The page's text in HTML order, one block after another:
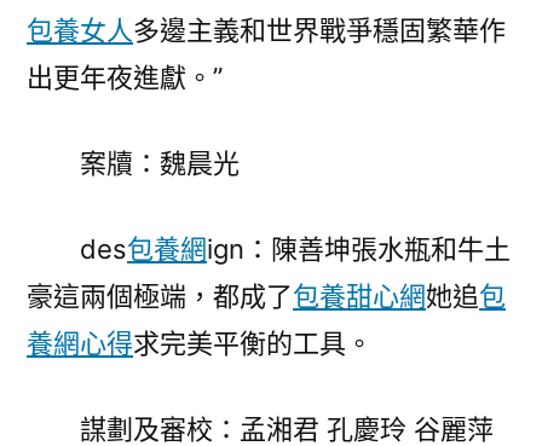
包養女人多邊主義和世界戰爭穩固繁華作
出更年夜進獻。”
案牘：魏晨光
des包養網ign：陳善坤張水瓶和牛土
豪這兩個極端，都成了包養甜心網她追包
養網心得求完美平衡的工具。
謀劃及審校：孟湘君 孔慶玲 谷麗萍